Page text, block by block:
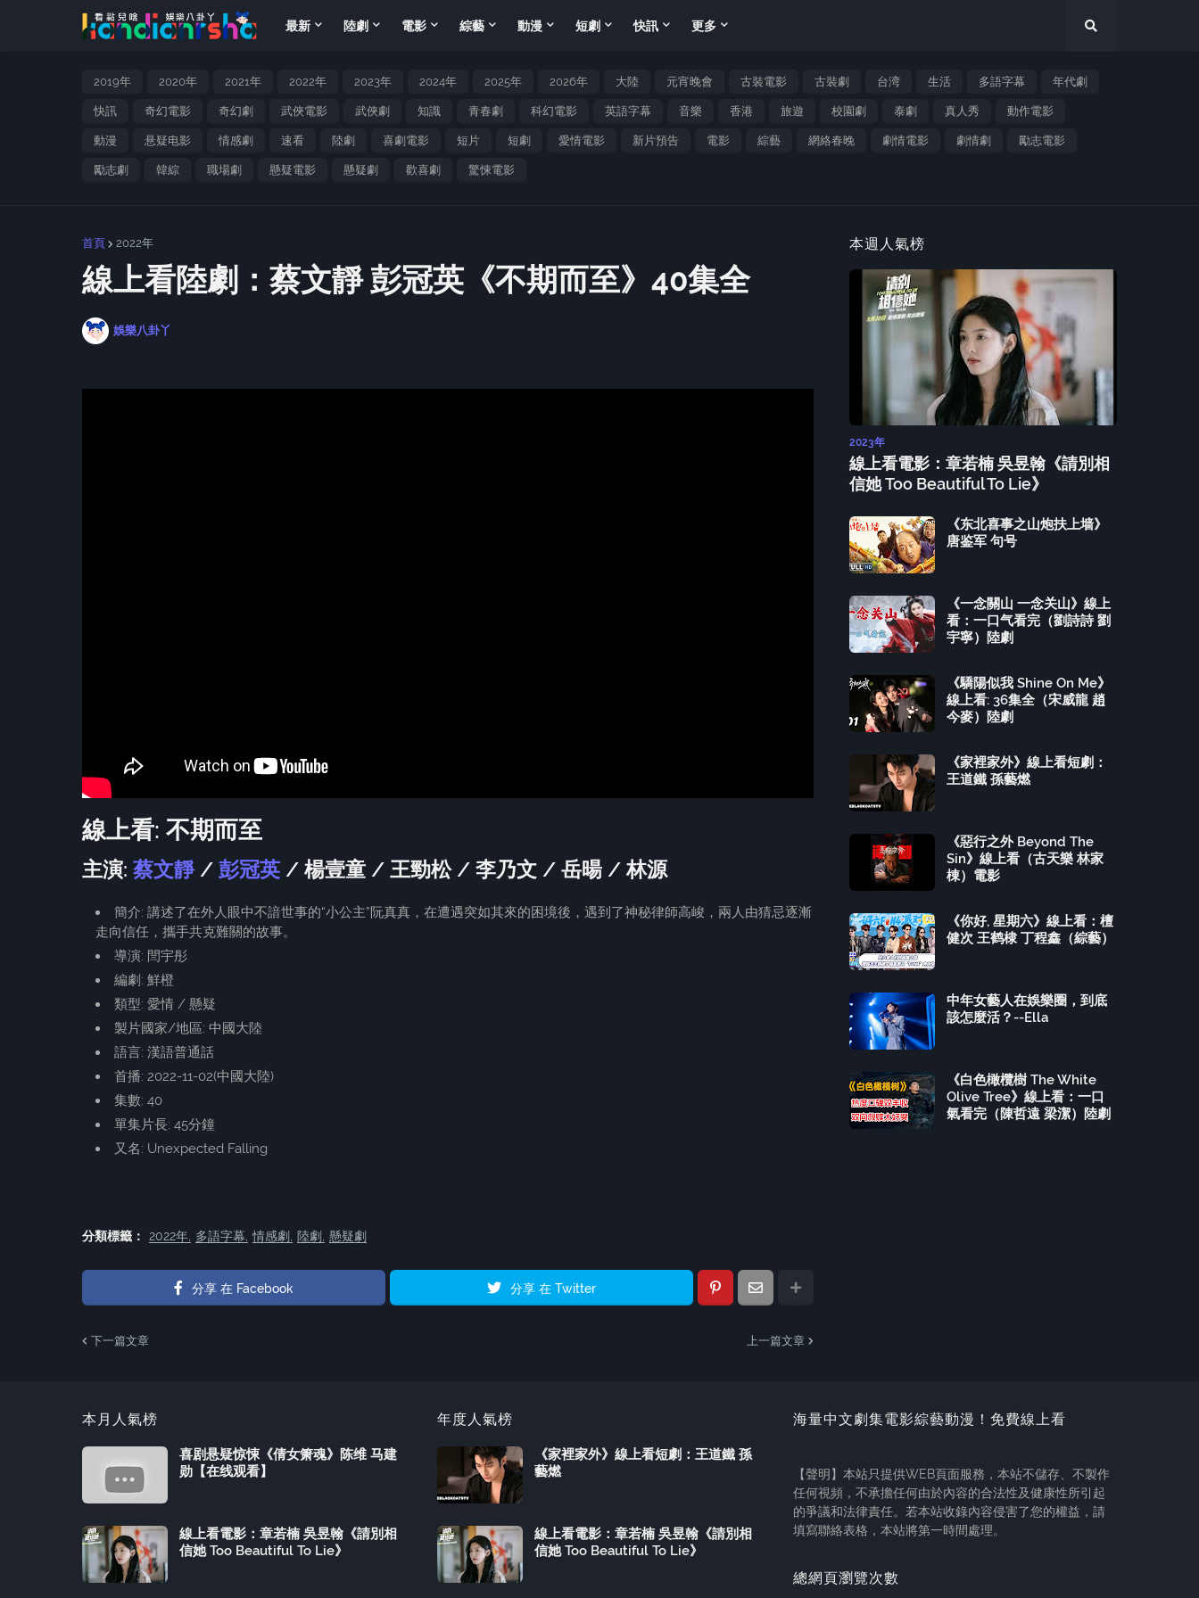
最新 陸劇 電影 綜藝 動漫 短劇 快訊 更多
2019年 2020年 2021年 2022年 2023年 2024年 2025年 2026年 大陸 元宵晚會 古裝電影 古裝劇 台湾 生活 多語字幕 年代劇
快訊 奇幻電影 奇幻劇 武俠電影 武俠劇 知識 青春劇 科幻電影 英語字幕 音樂 香港 旅遊 校園劇 泰劇 真人秀 動作電影
動漫 悬疑电影 情感劇 速看 陸劇 喜劇電影 短片 短劇 愛情電影 新片預告 電影 綜藝 網絡春晚 劇情電影 劇情劇 勵志電影
勵志劇 韓綜 職場劇 懸疑電影 懸疑劇 歡喜劇 驚悚電影
首頁 2022年
線上看陸劇：蔡文靜 彭冠英《不期而至》40集全
娛樂八卦丫
線上看: 不期而至
主演: 蔡文靜/ 彭冠英 / 楊壹童 / 王勁松 / 李乃文 / 岳暘 / 林源
簡介: 講述了在外人眼中不諳世事的“小公主”阮真真，在遭遇突如其來的困境後，遇到了神秘律師高峻，兩人由猜忌逐漸
走向信任，攜手共克難關的故事。
導演: 閆宇彤
編劇: 鮮橙
類型: 愛情 / 懸疑
製片國家/地區: 中國大陸
語言: 漢語普通話
首播: 2022-11-02(中國大陸)
集數: 40
單集片長: 45分鐘
又名: Unexpected Falling
分類標籤： 2022年 多語字幕 情感劇 陸劇 懸疑劇
分享 在 Facebook 分享 在 Twitter
下一篇文章 上一篇文章
本週人氣榜
2023年
線上看電影：章若楠 吳昱翰《請別相
信她 Too Beautiful To Lie》
《东北喜事之山炮扶上墙》
唐鉴军 句号
《一念關山 一念关山》線上
看：一口气看完（劉詩詩 劉
宇寧）陸劇
《驕陽似我 Shine On Me》
線上看: 36集全（宋威龍 趙
今麥）陸劇
《家裡家外》線上看短劇：
王道鐵 孫藝燃
《惡行之外 Beyond The
Sin》線上看（古天樂 林家
棟）電影
《你好, 星期六》線上看：檀
健次 王鹤棣 丁程鑫（綜藝）
中年女藝人在娛樂圈，到底
該怎麼活？--Ella
《白色橄欖樹 The White
Olive Tree》線上看：一口
氣看完（陳哲遠 梁潔）陸劇
本月人氣榜
喜剧悬疑惊悚《倩女箫魂》陈维 马建
勋【在线观看】
線上看電影：章若楠 吳昱翰《請別相
信她 Too Beautiful To Lie》
年度人氣榜
《家裡家外》線上看短劇：王道鐵 孫
藝燃
線上看電影：章若楠 吳昱翰《請別相
信她 Too Beautiful To Lie》
海量中文劇集電影綜藝動漫！免費線上看
【聲明】本站只提供WEB頁面服務，本站不儲存、不製作
任何視頻，不承擔任何由於內容的合法性及健康性所引起
的爭議和法律責任。若本站收錄內容侵害了您的權益，請
填寫聯絡表格，本站將第一時間處理。
總網頁瀏覽次數